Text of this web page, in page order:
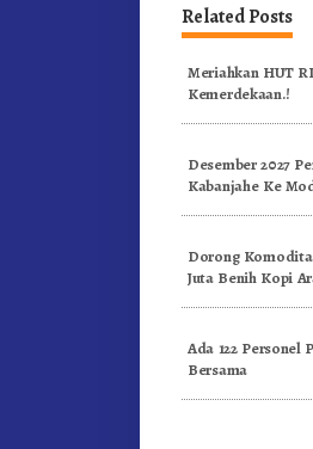
Related Posts
Meriahkan HUT
Kemerdekaan.!
Desember 2027
Kabanjahe Ke
Dorong
Juta Benih Kopi
Ada 122 Personel
Bersama